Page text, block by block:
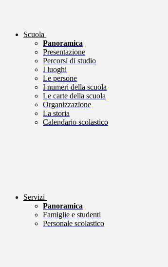
Scuola
Panoramica
Presentazione
Percorsi di studio
I luoghi
Le persone
I numeri della scuola
Le carte della scuola
Organizzazione
La storia
Calendario scolastico
Servizi
Panoramica
Famiglie e studenti
Personale scolastico